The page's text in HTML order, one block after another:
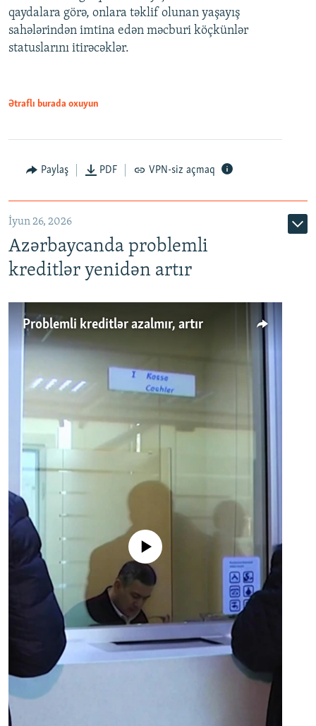
Auto 240p 360p 480p
720p 1080p
720p
qaydalara görə, onlara təklif olunan yaşayış
sahələrindən imtina edən məcburi köçkünlər
statuslarını itirəcəklər.
Ətraflı burada oxuyun
Paylaş PDF VPN-siz açmaq
İyun 26, 2026
Azərbaycanda problemli
kreditlər yenidən artır
Problemli kreditlər azalmır, artır
No media source currently available